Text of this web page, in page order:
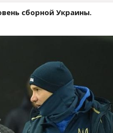
сборной Украины.